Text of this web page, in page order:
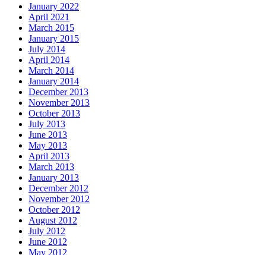
January 2022
April 2021
March 2015
January 2015
July 2014
April 2014
March 2014
January 2014
December 2013
November 2013
October 2013
July 2013
June 2013
May 2013
April 2013
March 2013
January 2013
December 2012
November 2012
October 2012
August 2012
July 2012
June 2012
May 2012